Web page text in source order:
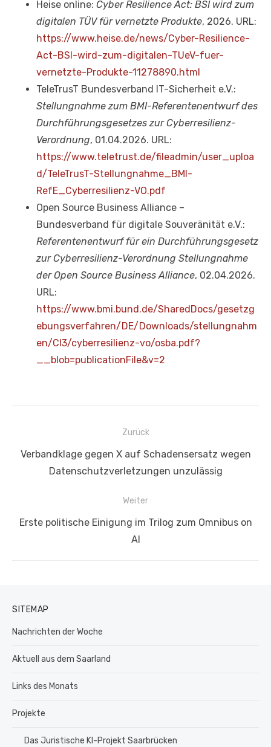
Heise online: Cyber Resilience Act: BSI wird zum
digitalen TÜV für vernetzte Produkte, 2026. URL:
https://www.heise.de/news/Cyber-Resilience-
Act-BSI-wird-zum-digitalen-TUeV-fuer-
vernetzte-Produkte-11278890.html
TeleTrusT Bundesverband IT-Sicherheit e.V.:
Stellungnahme zum BMI-Referentenentwurf des
Durchführungsgesetzes zur Cyberresilienz-
Verordnung, 01.04.2026. URL:
https://www.teletrust.de/fileadmin/user_uploa
d/TeleTrusT-Stellungnahme_BMI-
RefE_Cyberresilienz-VO.pdf
Open Source Business Alliance –
Bundesverband für digitale Souveränität e.V.:
Referentenentwurf für ein Durchführungsgesetz
zur Cyberresilienz-Verordnung Stellungnahme
der Open Source Business Alliance, 02.04.2026.
URL:
https://www.bmi.bund.de/SharedDocs/gesetzg
ebungsverfahren/DE/Downloads/stellungnahm
en/CI3/cyberresilienz-vo/osba.pdf?
__blob=publicationFile&v=2
Beitragsnavigation
Zurück
Vorheriger
Beitrag:
Verbandklage gegen X auf Schadensersatz wegen
Datenschutzverletzungen unzulässig
Weiter
Nächster
Erste politische Einigung im Trilog zum Omnibus on
AI
SITEMAP
Nachrichten der Woche
Aktuell aus dem Saarland
Links des Monats
Projekte
Das Juristische KI-Projekt Saarbrücken